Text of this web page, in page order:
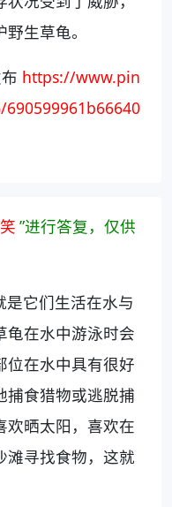
生草龟。
https://www.pin
”进行答复，仅供
它们生活在水与
龟在水中游泳时会
位在水中具有很好
捕食猎物或逃脱捕
欢晒太阳，喜欢在
滩寻找食物，这就